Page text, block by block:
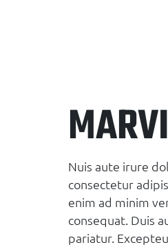
Nuis aute irure
consectetur
enim ad minim
consequat. Duis
pariatur.